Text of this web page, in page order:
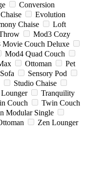
Conversion
Evolution
Chaise
Loft
Mod3 Cozy
Movie Couch Deluxe
Mod4 Quad Couch
Ottoman
Pet
Sensory Pod
Studio Chaise
Tranquility
Couch
Twin Couch
Modular Single
Zen Lounger